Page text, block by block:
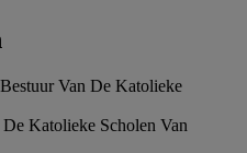
Van De Katolieke
Katolieke Scholen Van